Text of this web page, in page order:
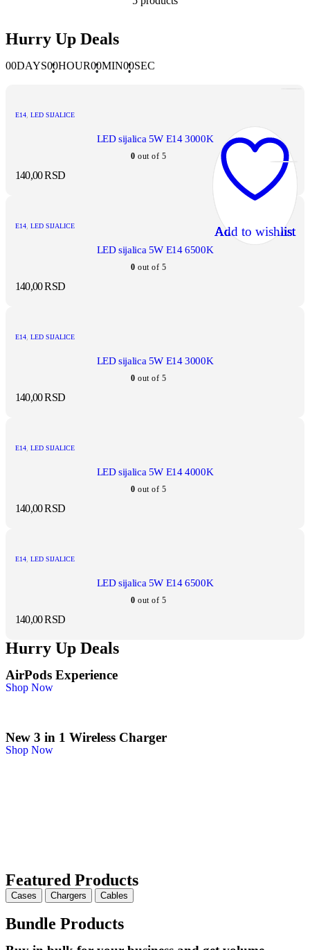
Hurry Up Deals
00DAYS00HOUR00MIN00SEC
Add to wishlist
E14, LED SIJALICE
LED sijalica 5W E14 3000K
0 out of 5
140,00RSD
Add to wishlist
E14, LED SIJALICE
LED sijalica 5W E14 6500K
0 out of 5
140,00RSD
Add to wishlist
E14, LED SIJALICE
LED sijalica 5W E14 3000K
0 out of 5
140,00RSD
Add to wishlist
E14, LED SIJALICE
LED sijalica 5W E14 4000K
0 out of 5
140,00RSD
Add to wishlist
E14, LED SIJALICE
LED sijalica 5W E14 6500K
0 out of 5
140,00RSD
Hurry Up Deals
AirPods Experience
Shop Now
New 3 in 1 Wireless Charger
Shop Now
Featured Products
Cases Chargers Cables
Bundle Products